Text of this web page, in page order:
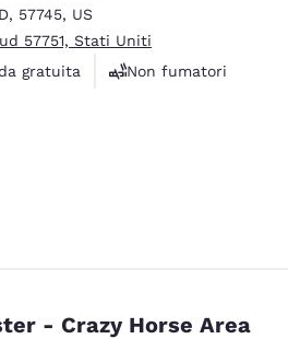
, 57745, US
57751, Stati Uniti
gratuita
Non fumatori
recensioni
- Crazy Horse Area